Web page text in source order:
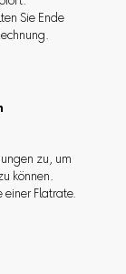
Sie Ende
zu, um
können.
einer Flatrate.